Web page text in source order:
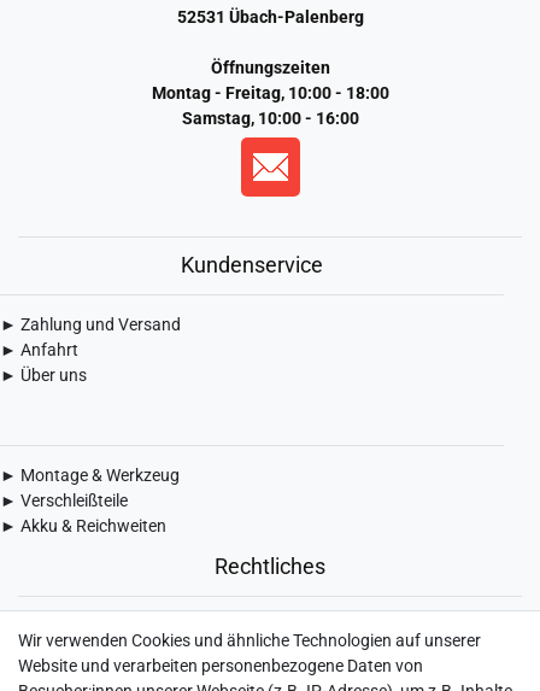
52531 Übach-Palenberg
Öffnungszeiten
Montag - Freitag, 10:00 - 18:00
Samstag, 10:00 - 16:00
Kundenservice
► Zahlung und Versand
► Anfahrt
► Über uns
► Montage & Werkzeug
► Verschleißteile
► Akku & Reichweiten
Rechtliches
► Impressum
► Daten­schutz­erklärung
Wir verwenden Cookies und ähnliche Technologien auf unserer
Website und verarbeiten personenbezogene Daten von